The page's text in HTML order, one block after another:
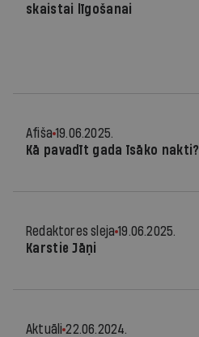
skaistai līgošanai
Afiša 19.06.2025.
Kā pavadīt gada īsāko nakti?
Redaktores sleja 19.06.2025.
Karstie Jāņi
Aktuāli 22.06.2024.